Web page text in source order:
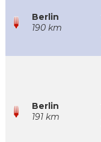
Berlin
190 km
Berlin
191 km